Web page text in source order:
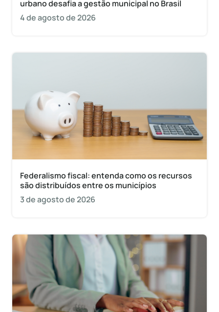
urbano desafia a gestão municipal no Brasil
4 de agosto de 2026
Federalismo fiscal: entenda como os recursos
são distribuídos entre os municípios
3 de agosto de 2026